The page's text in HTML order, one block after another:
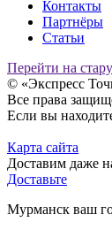
с) д
Аксеново д
Аксентис
п
Аксентьево д
Аксубаевский
Актанышский
Акшинский р-н
Контакты
Партнёры
Статьи
Перейти на
© «Экспресс
Все права
Если вы
Карта сайта
Доставим даже
Доставьте
Мурманск ваш